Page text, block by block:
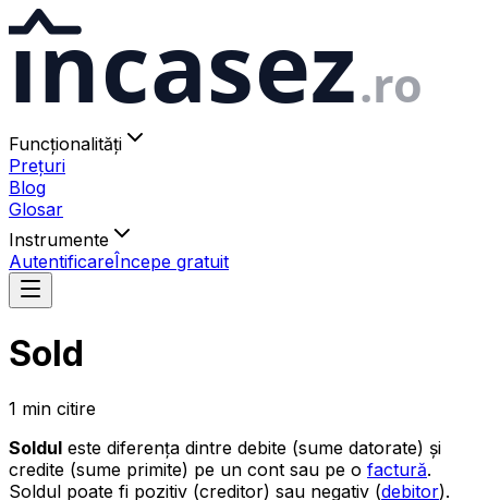
ıncasez.ro
Funcționalități
Prețuri
Blog
Glosar
Instrumente
AutentificareÎncepe gratuit
Sold
1 min citire
Soldul este diferența dintre debite (sume datorate) și
credite (sume primite) pe un cont sau pe o factură.
Soldul poate fi pozitiv (creditor) sau negativ (debitor).